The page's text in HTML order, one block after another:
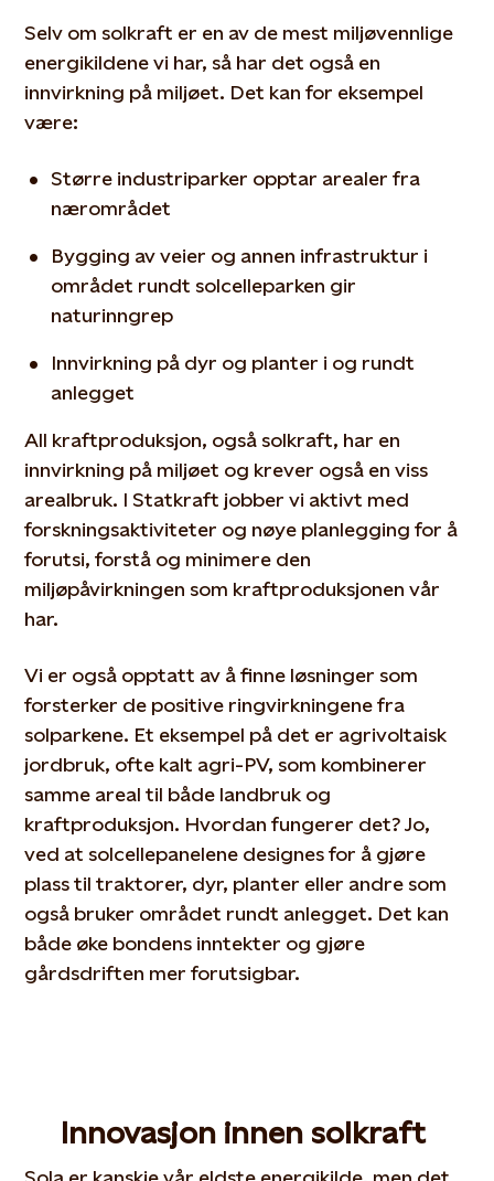
Selv om solkraft er en av de mest miljøvennlige
energikildene vi har, så har det også en
innvirkning på miljøet. Det kan for eksempel
være:
Større industriparker opptar arealer fra
nærområdet
Bygging av veier og annen infrastruktur i
området rundt solcelleparken gir
naturinngrep
Innvirkning på dyr og planter i og rundt
anlegget
All kraftproduksjon, også solkraft, har en
innvirkning på miljøet og krever også en viss
arealbruk. I Statkraft jobber vi aktivt med
forskningsaktiviteter og nøye planlegging for å
forutsi, forstå og minimere den
miljøpåvirkningen som kraftproduksjonen vår
har.
Vi er også opptatt av å finne løsninger som
forsterker de positive ringvirkningene fra
solparkene. Et eksempel på det er agrivoltaisk
jordbruk, ofte kalt agri-PV, som kombinerer
samme areal til både landbruk og
kraftproduksjon. Hvordan fungerer det? Jo,
ved at solcellepanelene designes for å gjøre
plass til traktorer, dyr, planter eller andre som
også bruker området rundt anlegget. Det kan
både øke bondens inntekter og gjøre
gårdsdriften mer forutsigbar.
Innovasjon innen solkraft